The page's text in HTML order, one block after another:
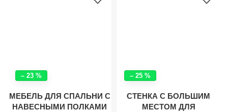
– 23 %
МЕБЕЛЬ ДЛЯ СПАЛЬНИ С
НАВЕСНЫМИ ПОЛКАМИ
– 25 %
СТЕНКА С БОЛЬШИМ
МЕСТОМ ДЛЯ